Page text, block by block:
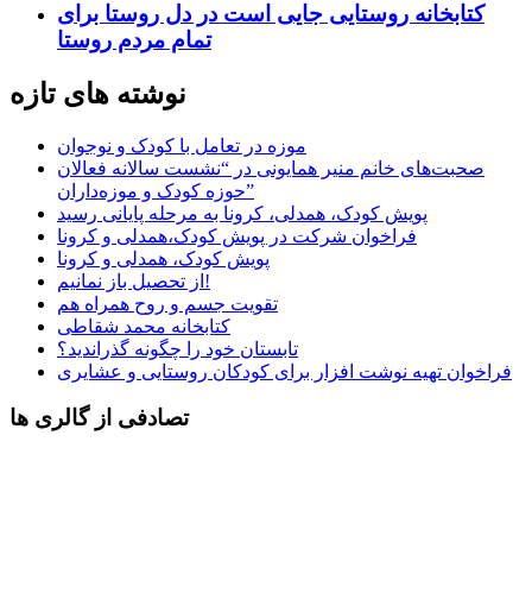
کتابخانه روستایی جایی است در دل روستا برای
تمام مردم روستا
نوشته های تازه
موزه در تعامل با کودک و نوجوان
صحبت‌های خانم منیر همایونی در “نشست سالانه فعالان
حوزه کودک و موزه‌داران”
پویش کودک، همدلی، کرونا به مرحله پایانی رسید
فراخوان شرکت در پویش کودک،همدلی و کرونا
پویش کودک، همدلی و کرونا
از تحصیل باز نمانیم!
تقویت جسم و روح همراه هم
کتابخانه محمد شقاطی
تابستان خود را چگونه گذراندید؟
فراخوان تهیه نوشت افزار برای کودکان روستایی و عشایری
تصادفی از گالری ها